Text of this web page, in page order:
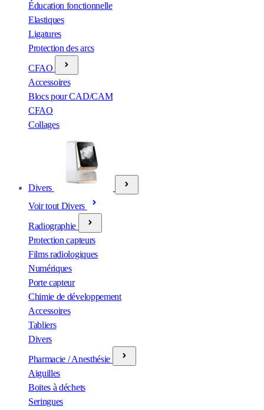
Éducation fonctionnelle
Elastiques
Ligatures
Protection des arcs
CFAO
Accessoires
Blocs pour CAD/CAM
CFAO
Collages
Divers
Voir tout Divers
Radiographie
Protection capteurs
Films radiologiques
Numériques
Porte capteur
Chimie de développement
Accessoires
Tabliers
Divers
Pharmacie / Anesthésie
Aiguilles
Boites à déchets
Seringues